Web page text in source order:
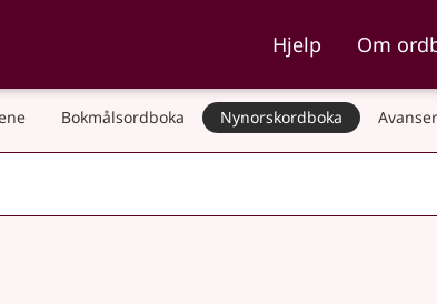
NynorskordbokaHjelp Om
Bokmålsordboka Nynorskordboka